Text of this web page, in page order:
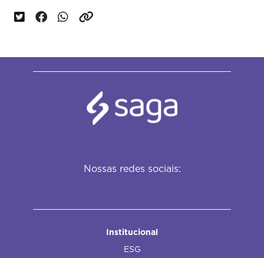
Nossas redes sociais:
Institucional
ESG